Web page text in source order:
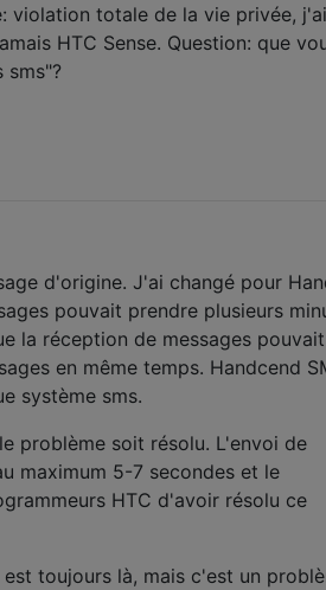
violation totale de la vie privée,
HTC Sense. Question: que
sms"?
d'origine. J'ai changé pour
pouvait prendre plusieurs
la réception de messages pouvait
en même temps. Handcend
système sms.
problème soit résolu. L'envoi de
maximum 5-7 secondes et le
HTC d'avoir résolu ce
toujours là, mais c'est un